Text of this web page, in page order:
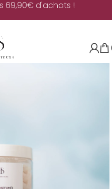
69,90€ d'achats !